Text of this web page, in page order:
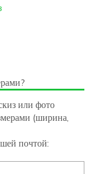
или фото
(ширина,
почтой: